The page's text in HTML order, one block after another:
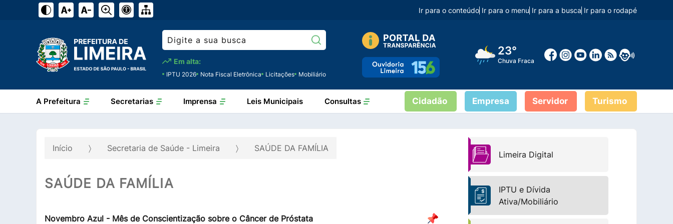
Ir para o conteúdo Ir para o menu Ir para a busca Ir para o rodapé
Pesquisar:
Em alta:
IPTU 2026 Nota Fiscal Eletrônica Licitações Mobiliário
23°
Chuva Fraca
Leis Municipais
A Prefeitura Secretarias Imprensa Consultas Cidadão Empresa Servidor Turismo
Início Secretaria de Saúde - Limeira SAÚDE DA FAMÍLIA
SAÚDE DA FAMÍLIA
Novembro Azul - Mês de Conscientização sobre o Câncer de Próstata
Limeira Digital
IPTU e Dívida
Ativa/Mobiliário